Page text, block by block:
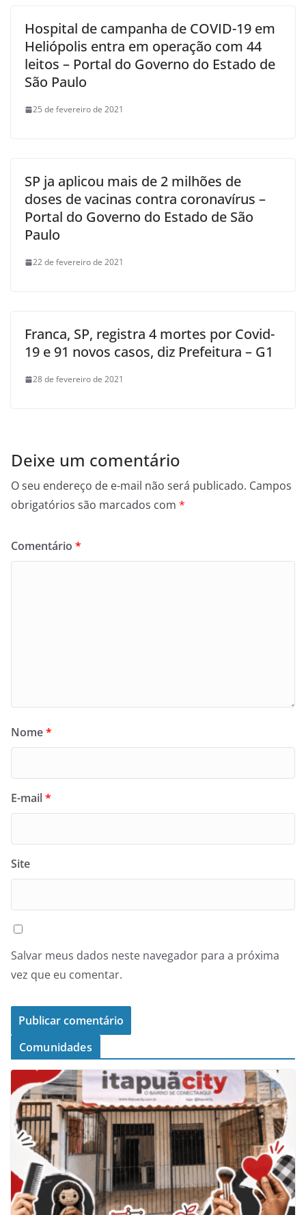
Hospital de campanha de COVID-19 em
Heliópolis entra em operação com 44
leitos – Portal do Governo do Estado de
São Paulo
25 de fevereiro de 2021
SP ja aplicou mais de 2 milhões de
doses de vacinas contra coronavírus –
Portal do Governo do Estado de São
Paulo
22 de fevereiro de 2021
Franca, SP, registra 4 mortes por Covid-
19 e 91 novos casos, diz Prefeitura – G1
28 de fevereiro de 2021
Deixe um comentário
O seu endereço de e-mail não será publicado. Campos
obrigatórios são marcados com *
Comentário *
Nome*
E-mail*
Site
Salvar meus dados neste navegador para a próxima
vez que eu comentar.
Comunidades